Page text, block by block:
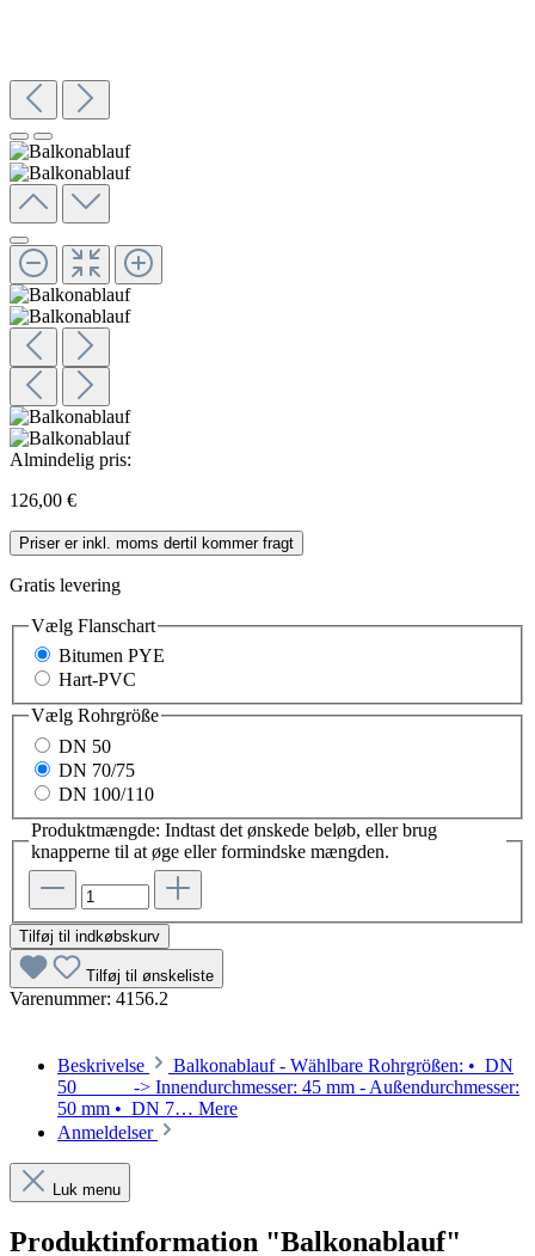
Almindelig pris:
126,00 €
Priser er inkl. moms dertil kommer fragt
Gratis levering
Vælg Flanschart
Bitumen PYE
Hart-PVC
Vælg Rohrgröße
DN 50
DN 70/75
DN 100/110
Produktmængde: Indtast det ønskede beløb, eller brug
knapperne til at øge eller formindske mængden.
Tilføj til indkøbskurv
Tilføj til ønskeliste
Varenummer: 4156.2
Beskrivelse
Balkonablauf - Wählbare Rohrgrößen: • DN
50 -> Innendurchmesser: 45 mm - Außendurchmesser:
50 mm • DN 7… Mere
Anmeldelser
Luk menu
Produktinformation "Balkonablauf"